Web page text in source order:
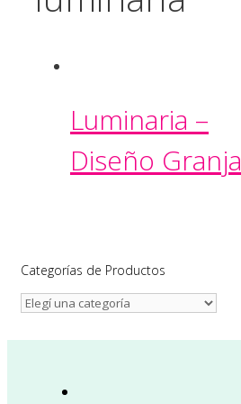
Luminaria –
Diseño Granja
Categorías de Productos